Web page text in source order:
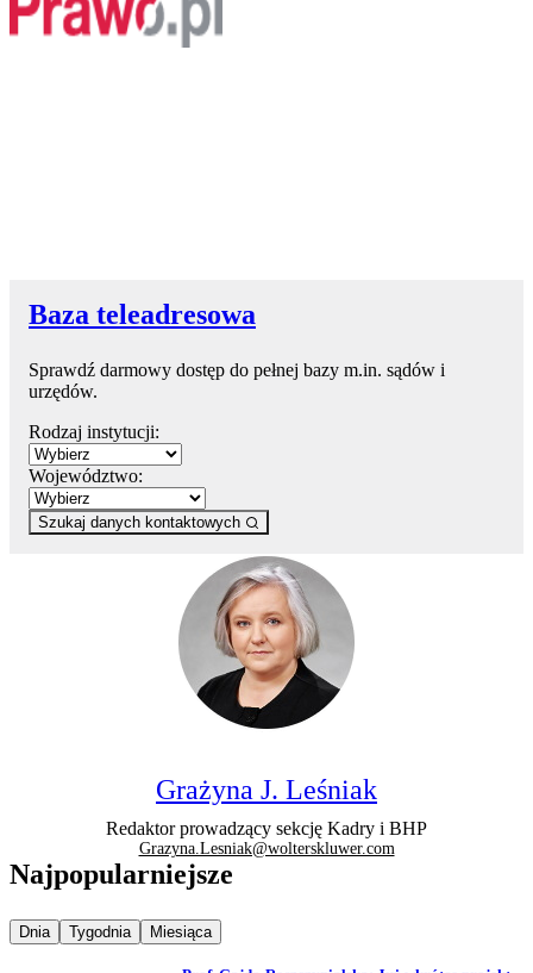
Baza teleadresowa
Sprawdź darmowy dostęp do pełnej bazy m.in. sądów i
urzędów.
Rodzaj instytucji:
Województwo:
Szukaj danych kontaktowych
Grażyna J. Leśniak
Redaktor prowadzący sekcję Kadry i BHP
Grazyna.Lesniak@wolterskluwer.com
Najpopularniejsze
Najpopularniejsze wiadomości z
Dnia Najpopularniejsze wiadomości z
Tygodnia Najpopularniejsze wiadomości z
Miesiąca